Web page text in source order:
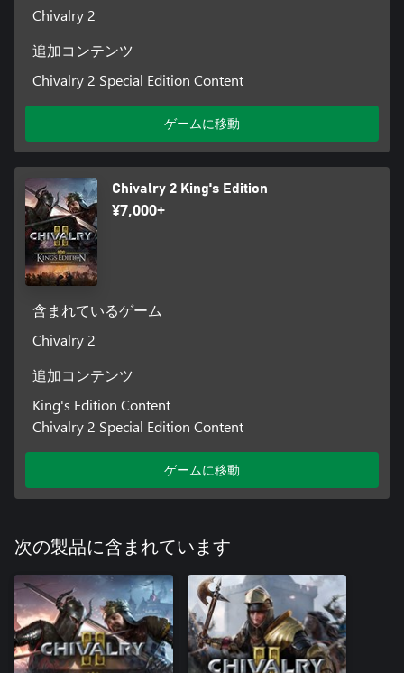
Chivalry 2
追加コンテンツ
Chivalry 2 Special Edition Content
ゲームに移動
Chivalry 2 King's Edition
¥7,000+
含まれているゲーム
Chivalry 2
追加コンテンツ
King's Edition Content
Chivalry 2 Special Edition Content
ゲームに移動
次の製品に含まれています